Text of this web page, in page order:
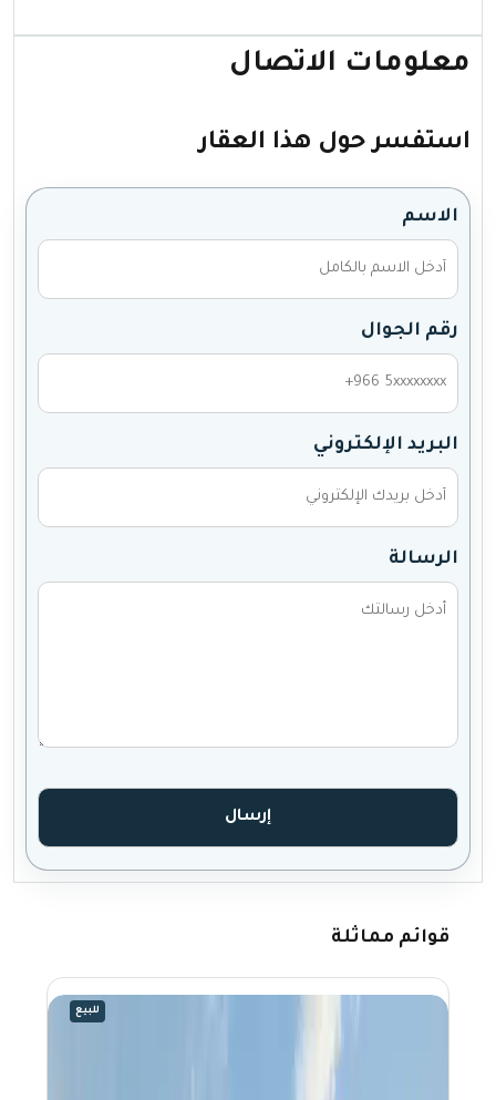
معلومات الاتصال
استفسر حول هذا العقار
الاسم
رقم الجوال
البريد الإلكتروني
الرسالة
قوائم مماثلة
للبيع